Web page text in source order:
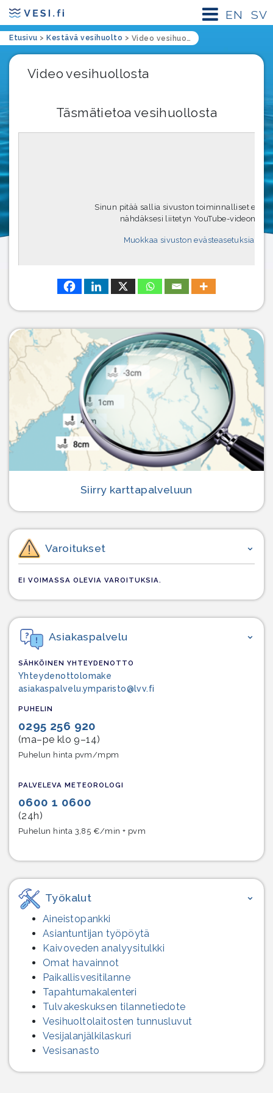
SV
EN
Etusivu > Kestävä vesihuolto > Video vesihuollosta
Video vesihuollosta
Täsmätietoa vesihuollosta
Sinun pitää sallia sivuston toiminnalliset
nähdäksesi liitetyn YouTube-videon.
Muokkaa sivuston evästeasetuksia
Siirry karttapalveluun
Varoitukset
EI VOIMASSA OLEVIA VAROITUKSIA.
Asiakaspalvelu
SÄHKÖINEN YHTEYDENOTTO
Yhteydenottolomake
asiakaspalvelu.ymparisto@lvv.fi
PUHELIN
0295 256 920
(ma–pe klo 9–14)
Puhelun hinta pvm/mpm
PALVELEVA METEOROLOGI
0600 1 0600
(24h)
Puhelun hinta 3,85 €/min + pvm
Työkalut
Aineistopankki
Asiantuntijan työpöytä
Kaivoveden analyysitulkki
Omat havainnot
Paikallisvesitilanne
Tapahtumakalenteri
Tulvakeskuksen tilannetiedote
Vesihuolto­laitosten tunnusluvut
Vesijalanjälki­laskuri
Vesisanasto